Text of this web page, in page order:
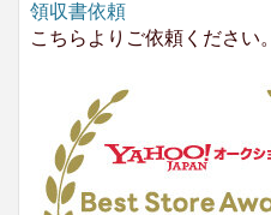
領収書依頼
こちらよりご依頼ください。